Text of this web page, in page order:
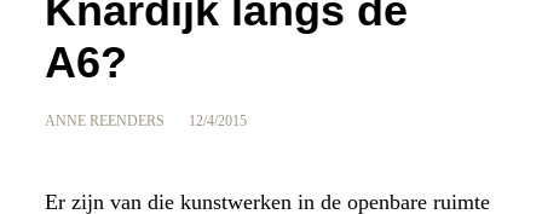
Knardijk langs de
A6?
ANNE REENDERS 12/4/2015
Er zijn van die kunstwerken in de openbare ruimte